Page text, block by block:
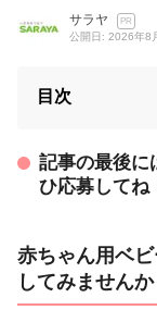
サラヤ PR
公開日: 2026年8
目次
記事の最後に
ひ応募してね
赤ちゃん用ベ
してみませんか